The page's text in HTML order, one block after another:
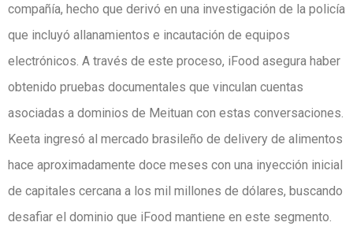
compañía, hecho que derivó en una investigación de la policía
que incluyó allanamientos e incautación de equipos
electrónicos. A través de este proceso, iFood asegura haber
obtenido pruebas documentales que vinculan cuentas
asociadas a dominios de Meituan con estas conversaciones.
Keeta ingresó al mercado brasileño de delivery de alimentos
hace aproximadamente doce meses con una inyección inicial
de capitales cercana a los mil millones de dólares, buscando
desafiar el dominio que iFood mantiene en este segmento.